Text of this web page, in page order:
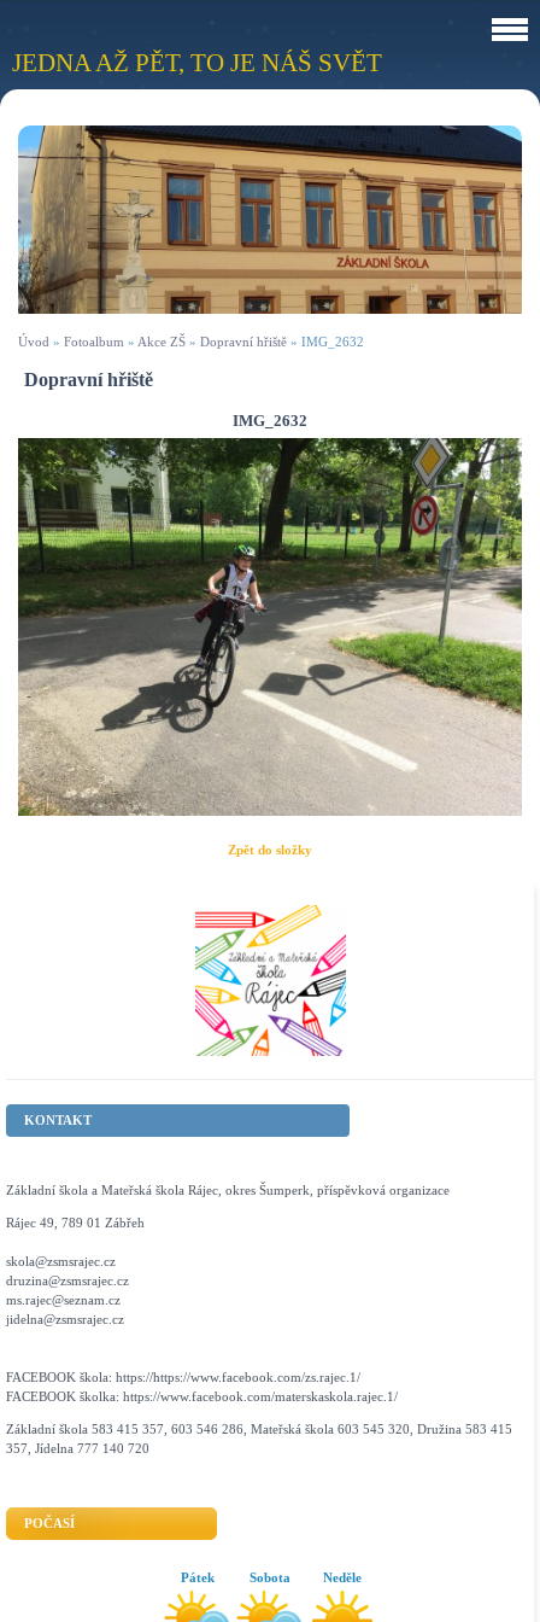
JEDNA AŽ PĚT, TO JE NÁŠ SVĚT
Úvod » Fotoalbum » Akce ZŠ » Dopravní hřiště » IMG_2632
Dopravní hřiště
IMG_2632
Zpět do složky
KONTAKT
Základní škola a Mateřská škola Rájec, okres Šumperk, příspěvková organizace
Rájec 49, 789 01 Zábřeh
skola@zsmsrajec.cz
druzina@zsmsrajec.cz
ms.rajec@seznam.cz
jidelna@zsmsrajec.cz
FACEBOOK škola: https://https://www.facebook.com/zs.rajec.1/
FACEBOOK školka: https://www.facebook.com/materskaskola.rajec.1/
Základní škola 583 415 357, 603 546 286, Mateřská škola 603 545 320, Družina 583 415
357, Jídelna 777 140 720
POČASÍ
Pátek Sobota Neděle